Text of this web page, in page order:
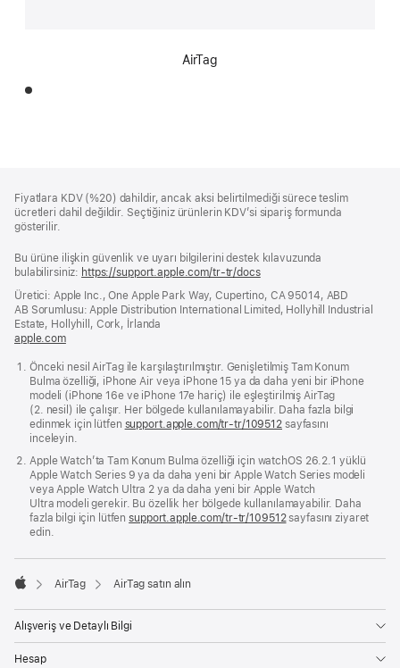
AirTag
Bilgi
Fiyatlara KDV (%20) dahildir, ancak aksi belirtilmediği sürece teslim
ücretleri dahil değildir. Seçtiğiniz ürünlerin KDV’si sipariş formunda
gösterilir.
Bu ürüne ilişkin güvenlik ve uyarı bilgilerini destek kılavuzunda
bulabilirsiniz: https://support.apple.com/tr-tr/docs(yeni
pencerede
açılır)
Üretici: Apple Inc., One Apple Park Way, Cupertino, CA 95014, ABD
AB Sorumlusu: Apple Distribution International Limited, Hollyhill Industrial
Estate, Hollyhill, Cork, İrlanda
apple.com(yeni
pencerede
açılır)
Önceki nesil AirTag ile karşılaştırılmıştır. Genişletilmiş Tam Konum
Bulma özelliği, iPhone Air veya iPhone 15 ya da daha yeni bir iPhone
modeli (iPhone 16e ve iPhone 17e hariç) ile eşleştirilmiş AirTag
(2. nesil) ile çalışır. Her bölgede kullanılamayabilir. Daha fazla bilgi
edinmek için lütfen support.apple.com/tr-tr/109512 sayfasını
inceleyin.
Apple Watch’ta Tam Konum Bulma özelliği için watchOS 26.2.1 yüklü
Apple Watch Series 9 ya da daha yeni bir Apple Watch Series modeli
veya Apple Watch Ultra 2 ya da daha yeni bir Apple Watch
Ultra modeli gerekir. Bu özellik her bölgede kullanılamayabilir. Daha
fazla bilgi için lütfensupport.apple.com/tr-tr/109512sayfasını ziyaret
edin.
AirTag AirTag satın alın
Alışveriş ve Detaylı Bilgi
Hesap